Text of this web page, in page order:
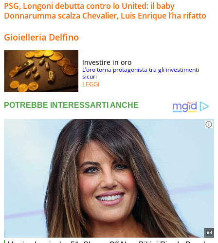
PSG, Longoni debutta contro lo United: il baby
Donnarumma scalza Chevalier, Luis Enrique l’ha rifatto
Gioielleria Delfino
Investire in oro
L’oro torna protagonista tra gli investimenti
sicuri
LEGGI